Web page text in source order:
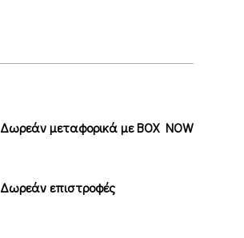
Δωρεάν μεταφορικά με BOX NOW
Δωρεάν επιστροφές